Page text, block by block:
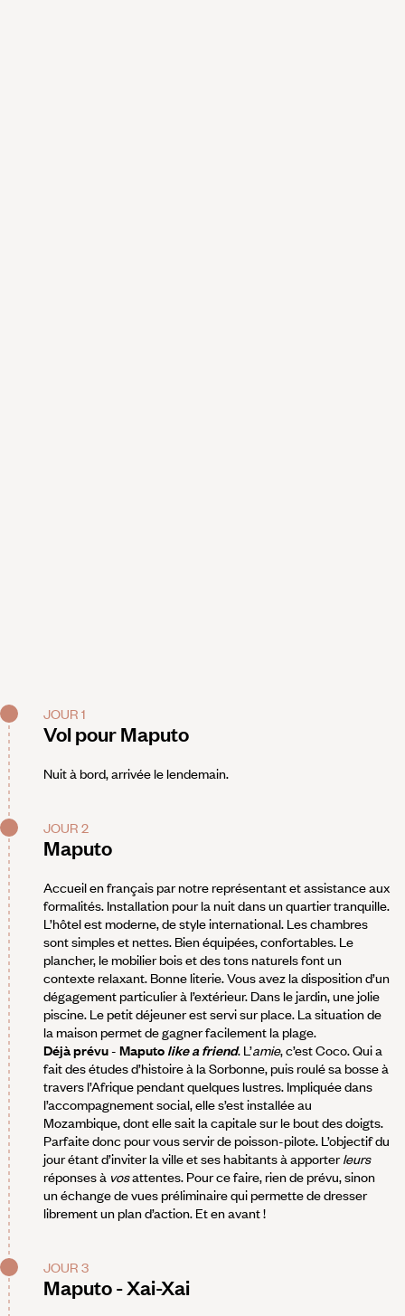
JOUR 1
Vol pour Maputo
Nuit à bord, arrivée le lendemain.
JOUR 2
Maputo
Accueil en français par notre représentant et assistance aux
formalités. Installation pour la nuit dans un quartier tranquille.
L’hôtel est moderne, de style international. Les chambres
sont simples et nettes. Bien équipées, confortables. Le
plancher, le mobilier bois et des tons naturels font un
contexte relaxant. Bonne literie. Vous avez la disposition d’un
dégagement particulier à l’extérieur. Dans le jardin, une jolie
piscine. Le petit déjeuner est servi sur place. La situation de
la maison permet de gagner facilement la plage.
Déjà prévu- Maputo like a friend. L’amie, c’est Coco. Qui a
fait des études d’histoire à la Sorbonne, puis roulé sa bosse à
travers l’Afrique pendant quelques lustres. Impliquée dans
l’accompagnement social, elle s’est installée au
Mozambique, dont elle sait la capitale sur le bout des doigts.
Parfaite donc pour vous servir de poisson-pilote. L’objectif du
jour étant d’inviter la ville et ses habitants à apporterleurs
réponses à vosattentes. Pour ce faire, rien de prévu, sinon
un échange de vues préliminaire qui permette de dresser
librement un plan d’action. Et en avant !
JOUR 3
Maputo - Xai-Xai